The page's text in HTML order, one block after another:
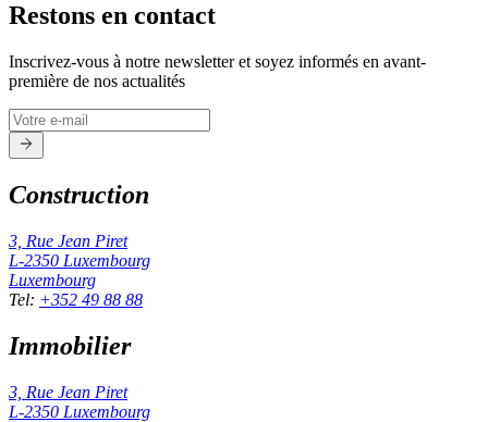
Restons en contact
Inscrivez-vous à notre newsletter et soyez informés en avant-
première de nos actualités
Construction
3, Rue Jean Piret
L-2350 Luxembourg
Luxembourg
Tel: +352 49 88 88
Immobilier
3, Rue Jean Piret
L-2350 Luxembourg